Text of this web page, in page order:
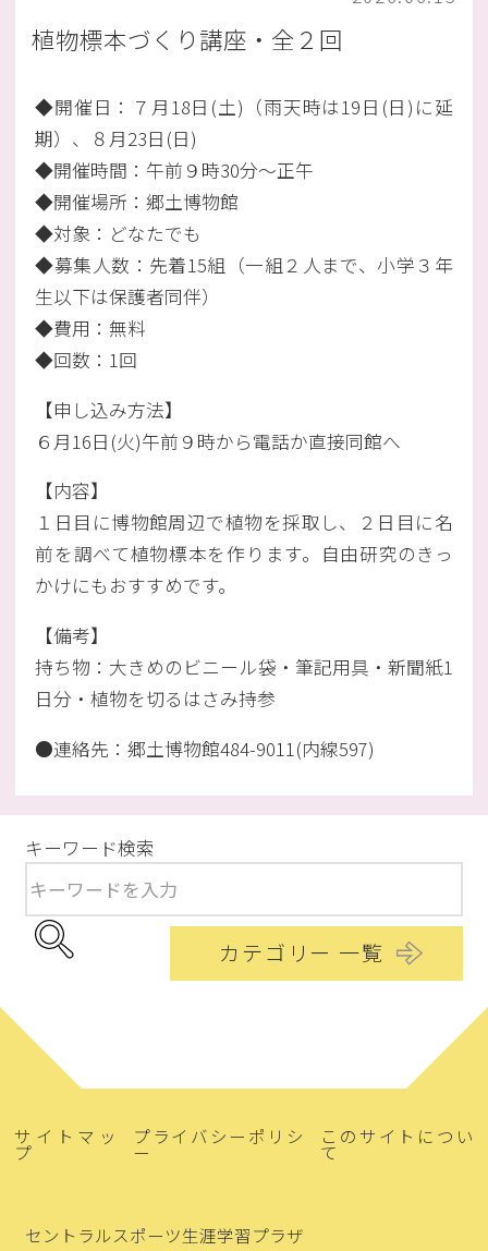
植物標本づくり講座・全２回
◆開催日：７月18日(土)（雨天時は19日(日)に延
期）、８月23日(日)
◆開催時間：午前９時30分～正午
◆開催場所：郷土博物館
◆対象：どなたでも
◆募集人数：先着15組（一組２人まで、小学３年
生以下は保護者同伴）
◆費用：無料
◆回数：1回
【申し込み方法】
６月16日(火)午前９時から電話か直接同館へ
【内容】
１日目に博物館周辺で植物を採取し、２日目に名
前を調べて植物標本を作ります。自由研究のきっ
かけにもおすすめです。
【備考】
持ち物：大きめのビニール袋・筆記用具・新聞紙1
日分・植物を切るはさみ持参
●連絡先：郷土博物館484-9011(内線597)
キーワード検索
カテゴリー 一覧
サイトマッ
プ
プライバシーポリシ
ー
このサイトについ
て
セントラルスポーツ生涯学習プラザ